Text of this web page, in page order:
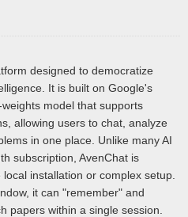
designed to democratize
It is built on Google's
model that supports
allowing users to chat, analyze
in one place. Unlike many AI
subscription, AvenChat is
installation or complex setup.
it can "remember" and
papers within a single session.